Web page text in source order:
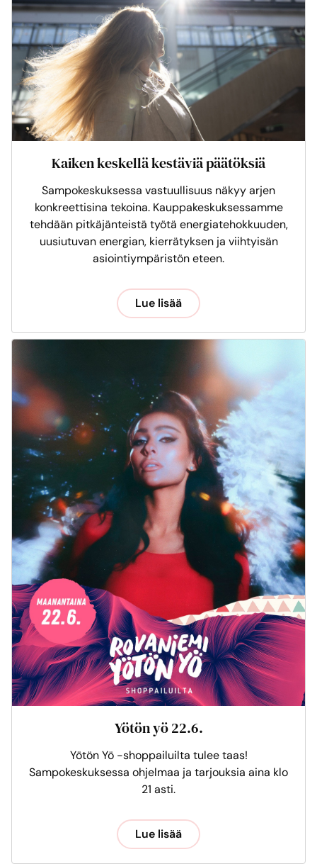
Kaiken keskellä kestäviä päätöksiä
Sampokeskuksessa vastuullisuus näkyy arjen
konkreettisina tekoina. Kauppakeskuksessamme
tehdään pitkäjänteistä työtä energiatehokkuuden,
uusiutuvan energian, kierrätyksen ja viihtyisän
asiointiympäristön eteen.
Lue lisää
Yötön yö 22.6.
Yötön Yö -shoppailuilta tulee taas!
Sampokeskuksessa ohjelmaa ja tarjouksia aina klo
21 asti.
Lue lisää